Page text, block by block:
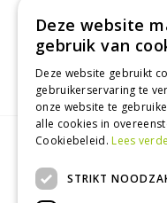
Tuincentrum
Kinderboerderij
Oranjeband zaden
Deze website
gebruik van
Deze website gebruikt
gebruikerservaring te
onze website te
alle cookies in
Cookiebeleid.Lees
STRIKT